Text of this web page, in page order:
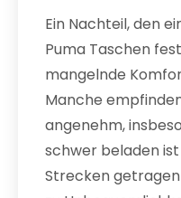
Ein Nachteil, den
Puma Taschen
mangelnde
Manche
angenehm,
schwer beladen
Strecken